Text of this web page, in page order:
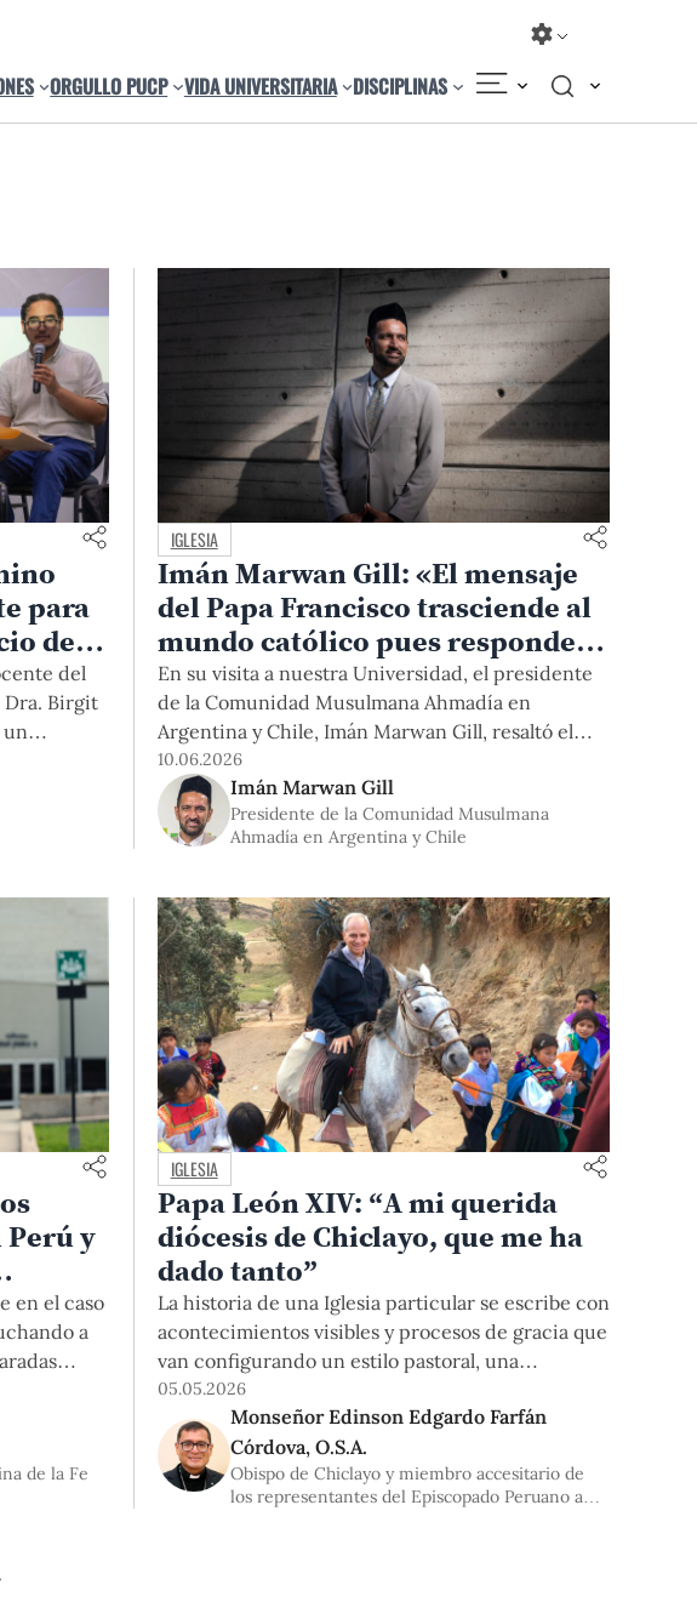
ORGULLO PUCP VIDA UNIVERSITARIA DISCIPLINAS
para
de la
del
Dra. Birgit
la
IGLESIA
Imán Marwan Gill: «El mensaje
del Papa Francisco trasciende al
mundo católico pues responde a
temas universales»
En su visita a nuestra Universidad, el presidente
de la Comunidad Musulmana Ahmadía en
Argentina y Chile, Imán Marwan Gill, resaltó el
legado del Papa Francisco, con quien sostuvo
varias audiencias, y su compromiso por el diálogo
con el otro y entre religiones. Asimismo, señaló
que la paz requiere de acciones y decisiones
10.06.2026
Imán Marwan Gill
Presidente de la Comunidad Musulmana
Ahmadía en Argentina y Chile
Perú y
se
en el caso
a
ese
que la
de la Fe
IGLESIA
Papa León XIV: “A mi querida
diócesis de Chiclayo, que me ha
dado tanto”
La historia de una Iglesia particular se escribe con
acontecimientos visibles y procesos de gracia que
van configurando un estilo pastoral, una
espiritualidad compartida y una conciencia
eclesial madura, marcada profundamente por la
eclesiología de comunión. En este horizonte, se
comprende la figura de fray Robert Francis
Prevost Martínez, OSA, quien, tras haber servido
05.05.2026
Monseñor Edinson Edgardo Farfán
Córdova, O.S.A.
Obispo de Chiclayo y miembro accesitario de
los representantes del Episcopado Peruano ante